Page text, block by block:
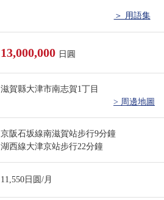
＞ 用語集
13,000,000 日圓
滋賀縣大津市南志賀1丁目
> 周邊地圖
京阪石坂線南滋賀站步行9分鐘
湖西線大津京站步行22分鐘
11,550日圆/月